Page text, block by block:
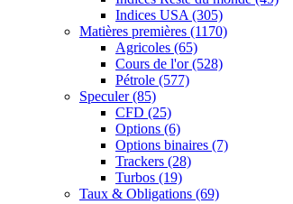
Indices USA (305)
Matières premières (1170)
Agricoles (65)
Cours de l'or(528)
Pétrole (577)
Speculer(85)
CFD (25)
Options (6)
Options binaires (7)
Trackers (28)
Turbos (19)
Taux & Obligations (69)